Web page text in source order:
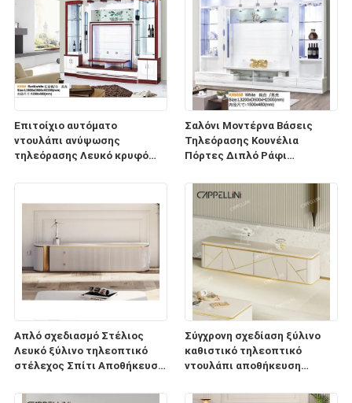
Επιτοίχιο αυτόματο
ντουλάπι ανύψωσης
τηλεόρασης Λευκό κρυφό
Σαλόνι Μοντέρνα Βάσεις
Τηλεόρασης Κουνέλια
Πόρτες Διπλό Ράφι
γαλλικής τηλεόρασης
Απλό σχεδιασμό Στέλιος
Λευκό ξύλινο τηλεοπτικό
στέλεχος Σπίτι Αποθήκευση
ξύλινο μαρμάρινο σχιστόλιθο
Σύγχρονη σχεδίαση ξύλινο
καθιστικό τηλεοπτικό
ντουλάπι αποθήκευση
στυλ ξύλινα TV στεφάνια